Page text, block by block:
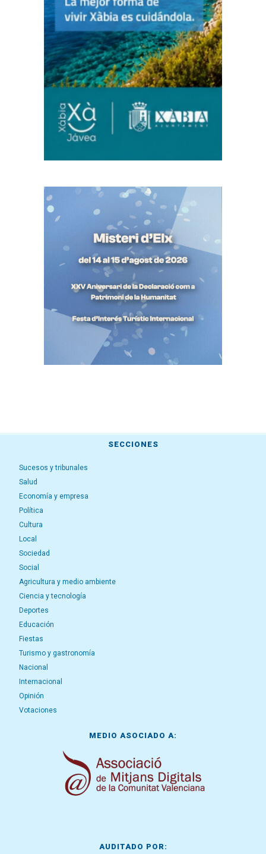
SECCIONES
Sucesos y tribunales
Salud
Economía y empresa
Política
Cultura
Local
Sociedad
Social
Agricultura y medio ambiente
Ciencia y tecnología
Deportes
Educación
Fiestas
Turismo y gastronomía
Nacional
Internacional
Opinión
Votaciones
MEDIO ASOCIADO A:
AUDITADO POR: